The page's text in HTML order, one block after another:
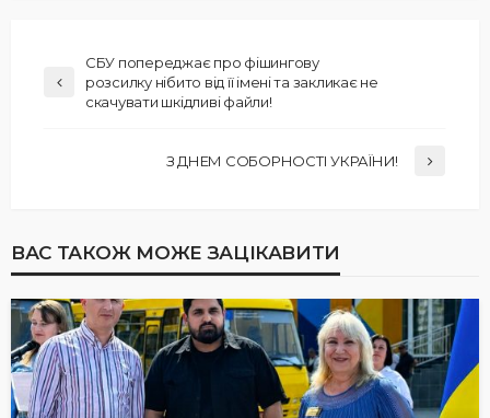
СБУ попереджає про фішингову
розсилку нібито від її імені та закликає не
скачувати шкідливі файли!
З ДНЕМ СОБОРНОСТІ УКРАЇНИ!
ВАС ТАКОЖ МОЖЕ ЗАЦІКАВИТИ